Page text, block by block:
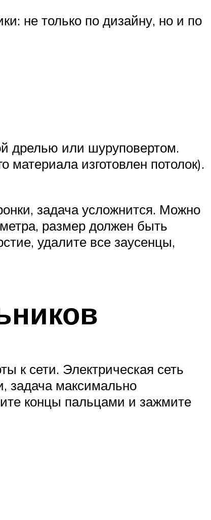
не только по дизайну, но и по
дрелью или шуруповертом.
материала изготовлен потолок).
задача усложнится. Можно
размер должен быть
удалите все заусенцы,
к сети. Электрическая сеть
задача максимально
концы пальцами и зажмите